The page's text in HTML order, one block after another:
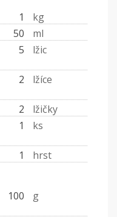
1
kg
50
ml
5
lžic
2
lžíce
2
lžičky
1
ks
1 hrst
100
g